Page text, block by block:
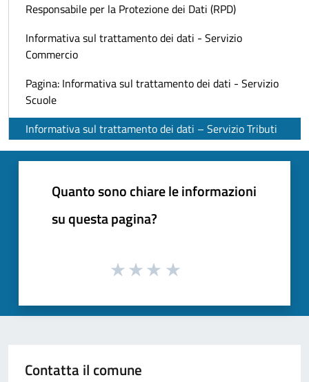
Responsabile per la Protezione dei Dati (RPD)
Informativa sul trattamento dei dati - Servizio
Commercio
Pagina: Informativa sul trattamento dei dati - Servizio
Scuole
Informativa sul trattamento dei dati – Servizio Tributi
Quanto sono chiare le informazioni
su questa pagina?
Contatta il comune